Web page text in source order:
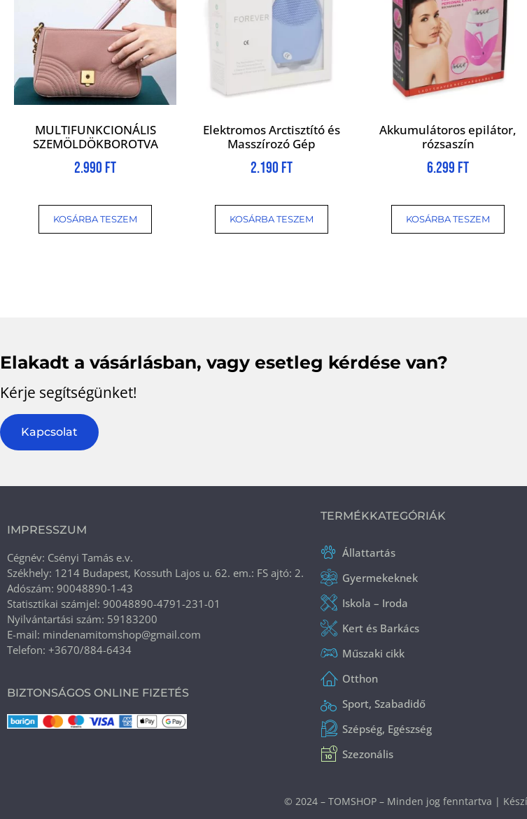
MULTIFUNKCIONÁLIS
SZEMÖLDÖKBOROTVA
2.990 Ft
KOSÁRBA TESZEM
Elektromos Arctisztító és
Masszírozó Gép
2.190 Ft
KOSÁRBA TESZEM
Akkumulátoros epilátor,
rózsaszín
6.299 Ft
KOSÁRBA TESZEM
Elakadt a vásárlásban, vagy esetleg kérdése van?
Kérje segítségünket!
Kapcsolat
IMPRESSZUM
Cégnév: Csényi Tamás e.v.
Székhely: 1214 Budapest, Kossuth Lajos u. 62. em.: FS ajtó: 2.
Adószám: 90048890-1-43
Statisztikai számjel: 90048890-4791-231-01
Nyilvántartási szám: 59183200
E-mail: mindenamitomshop@gmail.com
Telefon: +3670/884-6434
BIZTONSÁGOS ONLINE FIZETÉS
TERMÉKKATEGÓRIÁK
Állattartás
Gyermekeknek
Iskola – Iroda
Kert és Barkács
Műszaki cikk
Otthon
Sport, Szabadidő
Szépség, Egészség
Szezonális
© 2024 – TOMSHOP – Minden jog fenntartva |